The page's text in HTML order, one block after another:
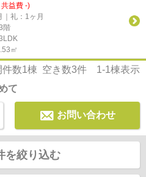
益費 -)
｜礼：1ヶ月
階
㎡
件数1棟 空き数3件 1-1棟表示
て
お問い合わせ
を絞り込む